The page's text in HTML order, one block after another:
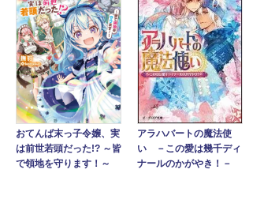
おてんば末っ子令嬢、実
は前世若頭だった!? ～皆
で領地を守ります！～
アラハバートの魔法使
い －この愛は幾千ディ
ナールのかがやき！－